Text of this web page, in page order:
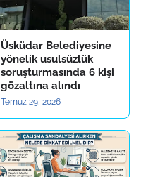
Üsküdar Belediyesine
yönelik usulsüzlük
soruşturmasında 6 kişi
gözaltına alındı
Temuz 29, 2026